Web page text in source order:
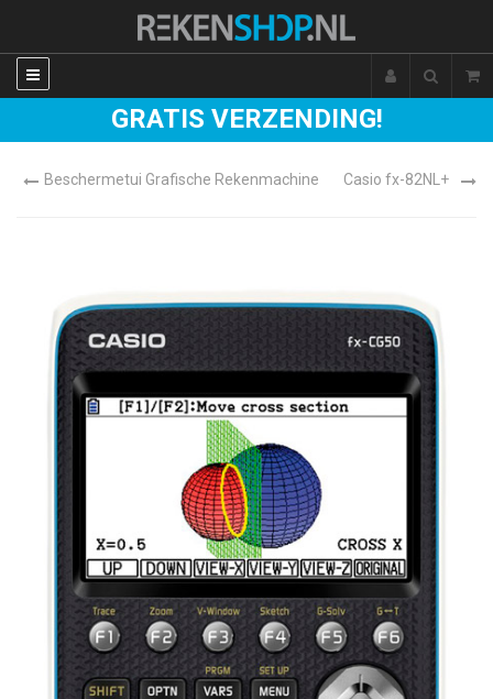
GRATIS VERZENDING!
Beschermetui Grafische Rekenmachine Casio fx-82NL+